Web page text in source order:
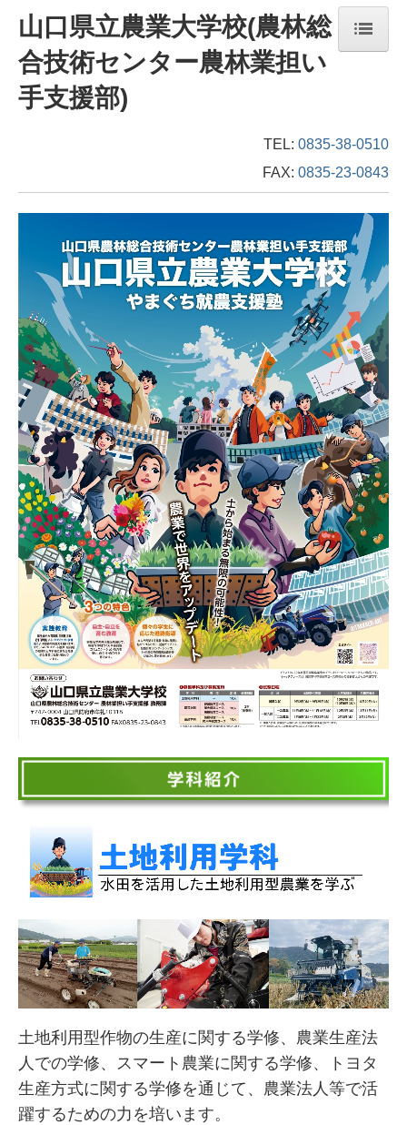
ホーム
校長あいさつ・沿革・教育方針・目標
学科紹介
学修内容
進路指導
学校生活
各種助成制度
受験希望者
社会人研修
資格取得
農業法人・企業の皆様へ
農大ニュース
社会人研修ニュース
動画
山口県立農業大学校(農林総
合技術センター農林業担い
手支援部)
TEL: 0835-38-0510
FAX: 0835-23-0843
土地利用型作物の生産に関する学修、農業生産法
人での学修、スマート農業に関する学修、トヨタ
生産方式に関する学修を通じて、農業法人等で活
躍するための力を培います。